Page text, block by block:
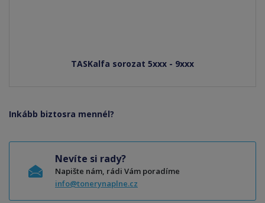
TASKalfa sorozat 5xxx - 9xxx
Inkább biztosra mennél?
Nevíte si rady?
Napište nám, rádi Vám poradíme
info@tonerynaplne.cz